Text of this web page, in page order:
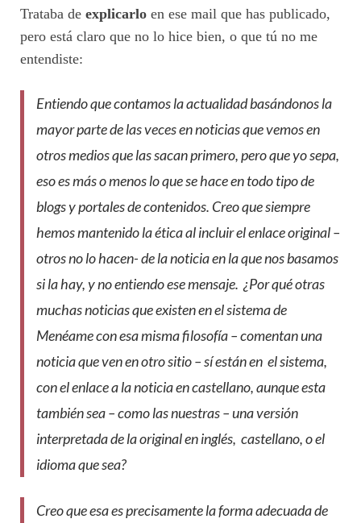
Trataba de explicarlo en ese mail que has publicado,
pero está claro que no lo hice bien, o que tú no me
entendiste:
Entiendo que contamos la actualidad basándonos la
mayor parte de las veces en noticias que vemos en
otros medios que las sacan primero, pero que yo sepa,
eso es más o menos lo que se hace en todo tipo de
blogs y portales de contenidos. Creo que siempre
hemos mantenido la ética al incluir el enlace original –
otros no lo hacen- de la noticia en la que nos basamos
si la hay, y no entiendo ese mensaje. ¿Por qué otras
muchas noticias que existen en el sistema de
Menéame con esa misma filosofía – comentan una
noticia que ven en otro sitio – sí están en el sistema,
con el enlace a la noticia en castellano, aunque esta
también sea – como las nuestras – una versión
interpretada de la original en inglés, castellano, o el
idioma que sea?
Creo que esa es precisamente la forma adecuada de